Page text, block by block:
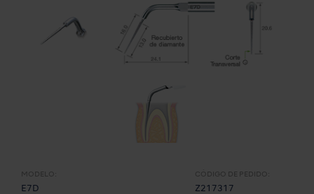
MODELO:
E7D
CÓDIGO DE PEDIDO:
Z217317